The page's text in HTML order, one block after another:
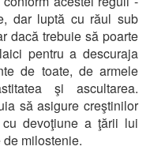
dar luptă cu răul sub
dacă trebuie să poarte
pentru a descuraja
de toate, de armele
şi ascultarea.
să asigure creştinilor
devoţiune a ţării lui
milostenie.